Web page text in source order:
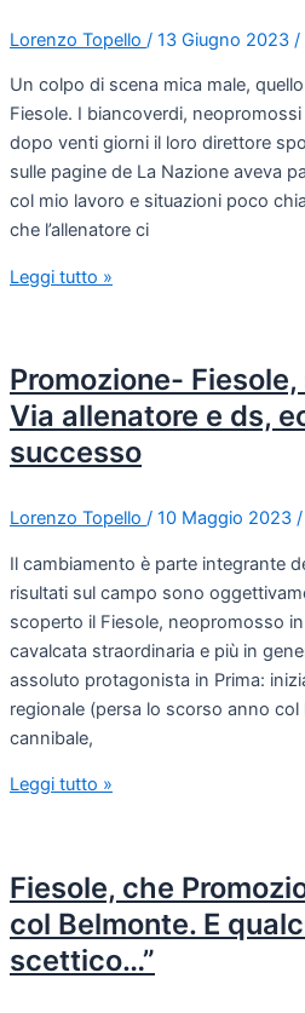
Lorenzo Topello / 13 Giugno 2023 /
Un colpo di scena mica male,
Fiesole. I biancoverdi,
dopo venti giorni il loro direttore
sulle pagine de La Nazione aveva
col mio lavoro e situazioni poco
che l’allenatore ci
Leggi tutto »
Promozione-
Via allenatore e ds,
successo
Lorenzo Topello / 10 Maggio 2023 /
Il cambiamento è parte integrante
risultati sul campo sono
scoperto il Fiesole, neopromosso
cavalcata straordinaria e più in
assoluto protagonista in Prima:
regionale (persa lo scorso anno
cannibale,
Leggi tutto »
Fiesole, che
col Belmonte. E
scettico…”